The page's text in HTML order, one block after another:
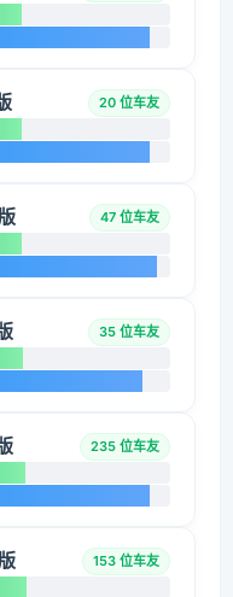
20 位车友
47 位车友
35 位车友
235 位车友
153 位车友